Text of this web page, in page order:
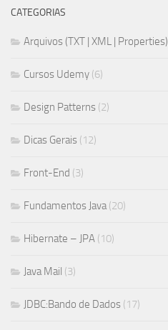
CATEGORIAS
Arquivos (TXT | XML | Properties)
Cursos Udemy (6)
Design Patterns (2)
Dicas Gerais (12)
Front-End (3)
Fundamentos Java(20)
Hibernate – JPA (10)
Java Mail (3)
JDBC:Bando de Dados (17)